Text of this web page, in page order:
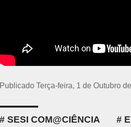
Publicado Terça-feira, 1 de Outubro
SESI COM@CIÊNCIA